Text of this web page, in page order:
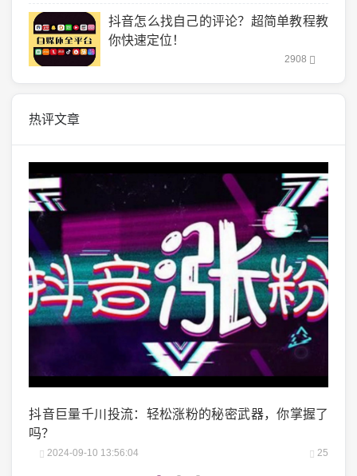
抖音怎么找自己的评论？超简单教程教
你快速定位！
2908
热评文章
握了微博阅读量1万：如何轻松实现你的阅读量突破？
2024-10-04 06:00:07 22